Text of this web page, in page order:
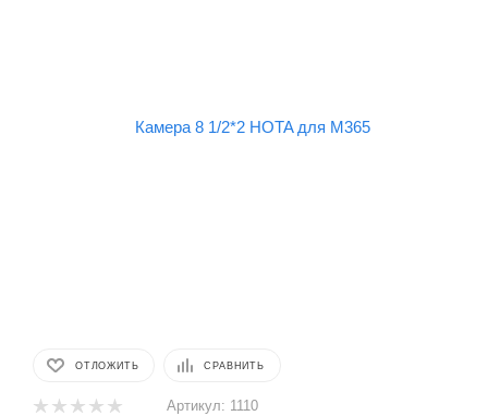
ОТЛОЖИТЬ СРАВНИТЬ
Артикул: 1110